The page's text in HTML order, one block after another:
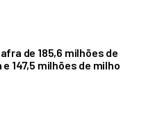
de 185,6 milhões de
147,5 milhões de milho